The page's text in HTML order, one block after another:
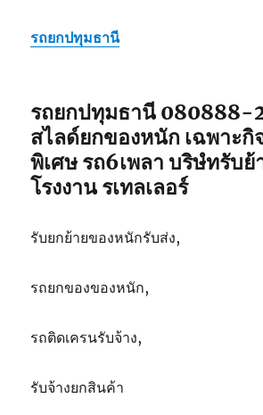
รถยกปทุมธานี
รถยกปทุมธานี 080888-
สไลด์ยกของหนัก เฉพาะกิ
พิเศษ รถ6เพลา บริษํทรับย้
โรงงาน รเทลเลอร์
รับยกย้ายของหนักรับส่ง,
รถยกของของหนัก,
รถติดเครนรับจ้าง,
รับจ้างยกสินค้า